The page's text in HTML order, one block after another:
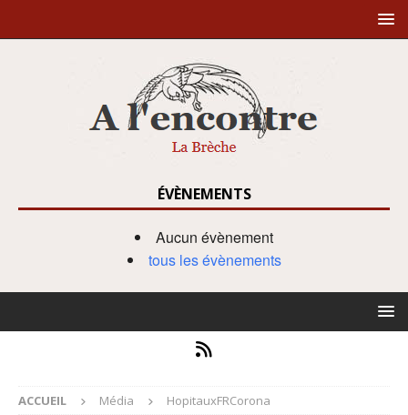
ÉVÈNEMENTS
Aucun évènement
tous les évènements
ACCUEIL Média HopitauxFRCorona